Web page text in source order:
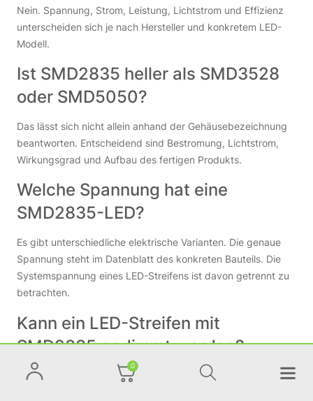
0
Nein. Spannung, Strom, Leistung, Lichtstrom und Effizienz
unterscheiden sich je nach Hersteller und konkretem LED-
Modell.
Ist SMD2835 heller als SMD3528
oder SMD5050?
Das lässt sich nicht allein anhand der Gehäusebezeichnung
beantworten. Entscheidend sind Bestromung, Lichtstrom,
Wirkungsgrad und Aufbau des fertigen Produkts.
Welche Spannung hat eine
SMD2835-LED?
Es gibt unterschiedliche elektrische Varianten. Die genaue
Spannung steht im Datenblatt des konkreten Bauteils. Die
Systemspannung eines LED-Streifens ist davon getrennt zu
betrachten.
Kann ein LED-Streifen mit
SMD2835 gedimmt werden?
Ja, wenn sein elektrischer Aufbau und das verwendete